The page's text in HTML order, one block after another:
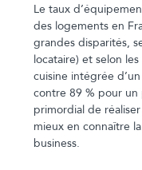
Le taux
des logements en
grandes disparités,
locataire) et selon
cuisine intégrée
contre 89 % pour
primordial de
mieux en connaître
business.